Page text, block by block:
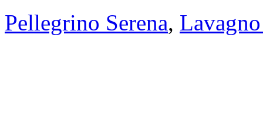
Pellegrino Serena,